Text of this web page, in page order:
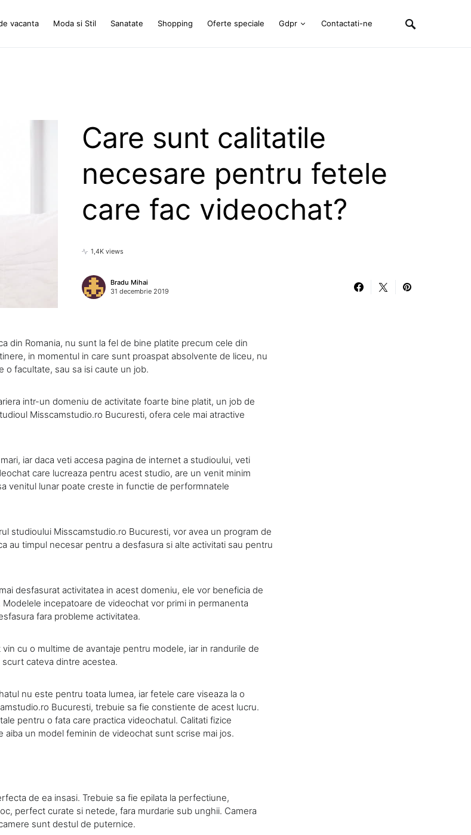
vacanta Moda si Stil Sanatate Shopping Oferte speciale Gdpr Contactati-ne
Care sunt calitatile
necesare pentru fetele
care fac videochat?
1,4K views
Bradu Mihai
31 decembrie 2019
din Romania, nu sunt la fel de bine platite precum cele din
in momentul in care sunt proaspat absolvente de liceu, nu
o facultate, sau sa isi caute un job.
intr-un domeniu de activitate foarte bine platit, un job de
Misscamstudio.ro Bucuresti, ofera cele mai atractive
iar daca veti accesa pagina de internet a studioului, veti
care lucreaza pentru acest studio, are un venit minim
venitul lunar poate creste in functie de performnatele
studioului Misscamstudio.ro Bucuresti, vor avea un program de
au timpul necesar pentru a desfasura si alte activitati sau pentru
desfasurat activitatea in acest domeniu, ele vor beneficia de
incepatoare de videochat vor primi in permanenta
fara probleme activitatea.
cu o multime de avantaje pentru modele, iar in randurile de
cateva dintre acestea.
nu este pentru toata lumea, iar fetele care viseaza la o
Bucuresti, trebuie sa fie constiente de acest lucru.
pentru o fata care practica videochatul. Calitati fizice
aiba un model feminin de videochat sunt scrise mai jos.
de ea insasi. Trebuie sa fie epilata la perfectiune,
perfect curate si netede, fara murdarie sub unghii. Camera
sunt destul de puternice.